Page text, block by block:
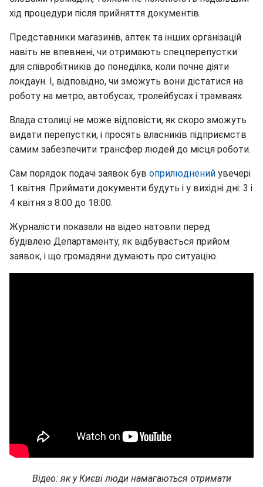
хід процедури після прийняття документів.
Представники магазинів, аптек та інших організацій
навіть не впевнені, чи отримають спецперепустки
для співробітників до понеділка, коли почне діяти
локдаун. І, відповідно, чи зможуть вони дістатися на
роботу на метро, автобусах, тролейбусах і трамваях.
Влада столиці не може відповісти, як скоро зможуть
видати перепустки, і просять власників підприємств
самим забезпечити трансфер людей до місця роботи.
Сам порядок подачі заявок був оприлюднений увечері
1 квітня. Приймати документи будуть і у вихідні дні: 3 і
4 квітня з 8:00 до 18:00.
Журналісти показали на відео натовпи перед
будівлею Департаменту, як відбувається прийом
заявок, і що громадяни думають про ситуацію.
Відео: як у Києві люди намагаються отримати